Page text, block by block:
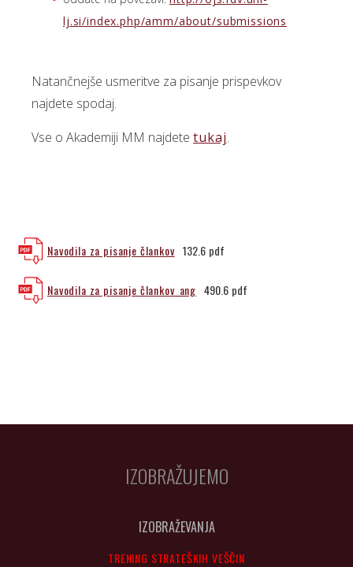
lj.si/index.php/amm/about/submissions
Natančnejše usmeritve za pisanje prispevkov
najdete spodaj.
Vse o Akademiji MM najdete tukaj.
Navodila za pisanje člankov 132.6 pdf
Navodila za pisanje člankov_ang 490.6 pdf
IZOBRAŽUJEMO
IZOBRAŽEVANJA
TRENING STRATEŠKIH VEŠČIN